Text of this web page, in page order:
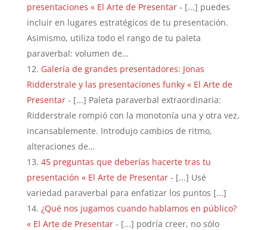
presentaciones « El Arte de Presentar- [...] puedes
incluir en lugares estratégicos de tu presentación.
Asimismo, utiliza todo el rango de tu paleta
paraverbal: volumen de…
Galería de grandes presentadores: Jonas
Ridderstrale y las presentaciones funky « El Arte de
Presentar- [...] Paleta paraverbal extraordinaria:
Ridderstrale rompió con la monotonía una y otra vez,
incansablemente. Introdujo cambios de ritmo,
alteraciones de…
45 preguntas que deberías hacerte tras tu
presentación « El Arte de Presentar- [...] Usé
variedad paraverbal para enfatizar los puntos [...]
¿Qué nos jugamos cuando hablamos en público?
« El Arte de Presentar- [...] podría creer, no sólo